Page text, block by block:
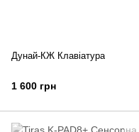
Дунай-КЖ Клавіатура
1 600 грн